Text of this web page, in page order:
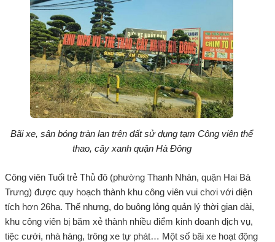
Bãi xe, sân bóng tràn lan trên đất sử dụng tạm Công viên thể
thao, cây xanh quận Hà Đông
Công viên Tuổi trẻ Thủ đô (phường Thanh Nhàn, quận Hai Bà
Trưng) được quy hoạch thành khu công viên vui chơi với diện
tích hơn 26ha. Thế nhưng, do buông lỏng quản lý thời gian dài,
khu công viên bị băm xẻ thành nhiều điểm kinh doanh dịch vụ,
tiệc cưới, nhà hàng, trông xe tự phát… Một số bãi xe hoạt động